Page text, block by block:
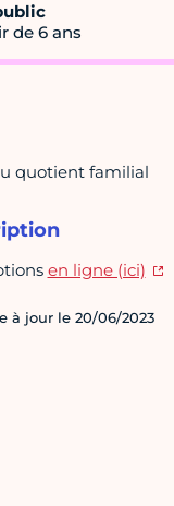
de 6 ans
quotient familial
en ligne (ici)
à jour le 20/06/2023